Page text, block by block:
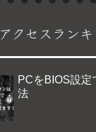
アクセスラン
PCをBIOS設定
法